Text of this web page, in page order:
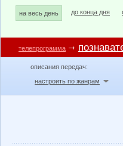
на весь день до конца дня
телепрограмма
описания передач:
настроить по жанрам